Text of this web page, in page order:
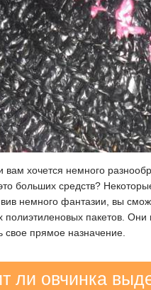
вам хочется немного
больших средств?
немного фантазии, вы
полиэтиленовых пакетов.
свое прямое назначение.
ли овчинка